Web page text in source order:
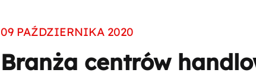
09 PAŹDZIERNIKA 2020
Branża centrów